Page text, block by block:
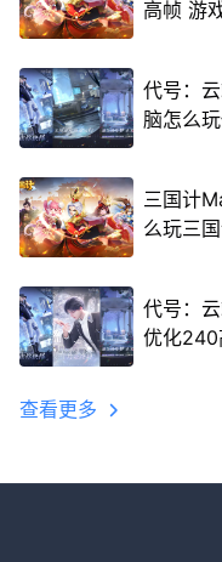
高帧 游
代号：
脑怎么
三国计
么玩三
代号：
优化240
查看更多